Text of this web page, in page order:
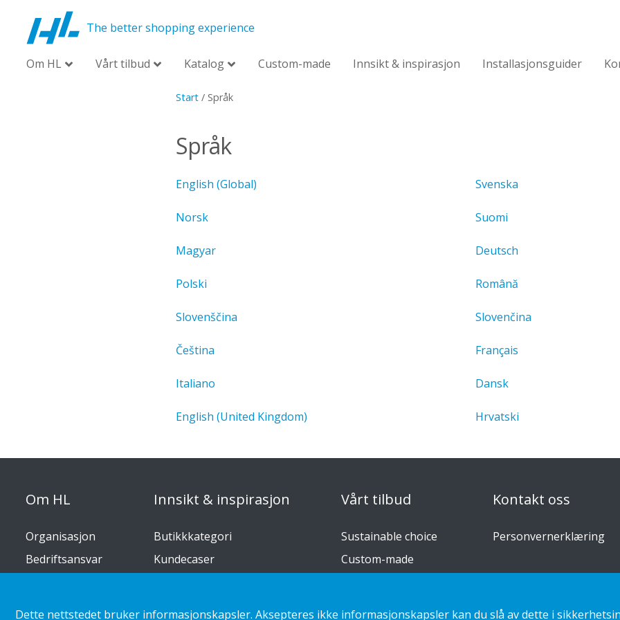
The better shopping experience
Om HL Vårt tilbud Katalog Custom-made Innsikt & inspirasjon Installasjonsguider
Start/ Språk
Språk
English (Global) Svenska
Norsk Suomi
Magyar Deutsch
Polski Română
Slovenščina Slovenčina
Čeština Français
Italiano Dansk
English (United Kingdom) Hrvatski
Om HL
Organisasjon
Bedriftsansvar
Innsikt & inspirasjon
Butikkkategori
Kundecaser
Vårt tilbud
Sustainable choice
Custom-made
Kontakt oss
Personvernerklæring
Dette nettstedet bruker informasjonskapsler. Aksepteres ikke informasjonskapsler kan du slå av dette i